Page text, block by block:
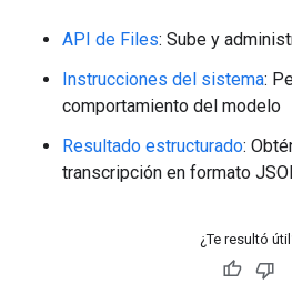
API de Files: Sube y
Instrucciones del sistema:
comportamiento del modelo
Resultado estructurado:
transcripción en formato
¿Te resultó